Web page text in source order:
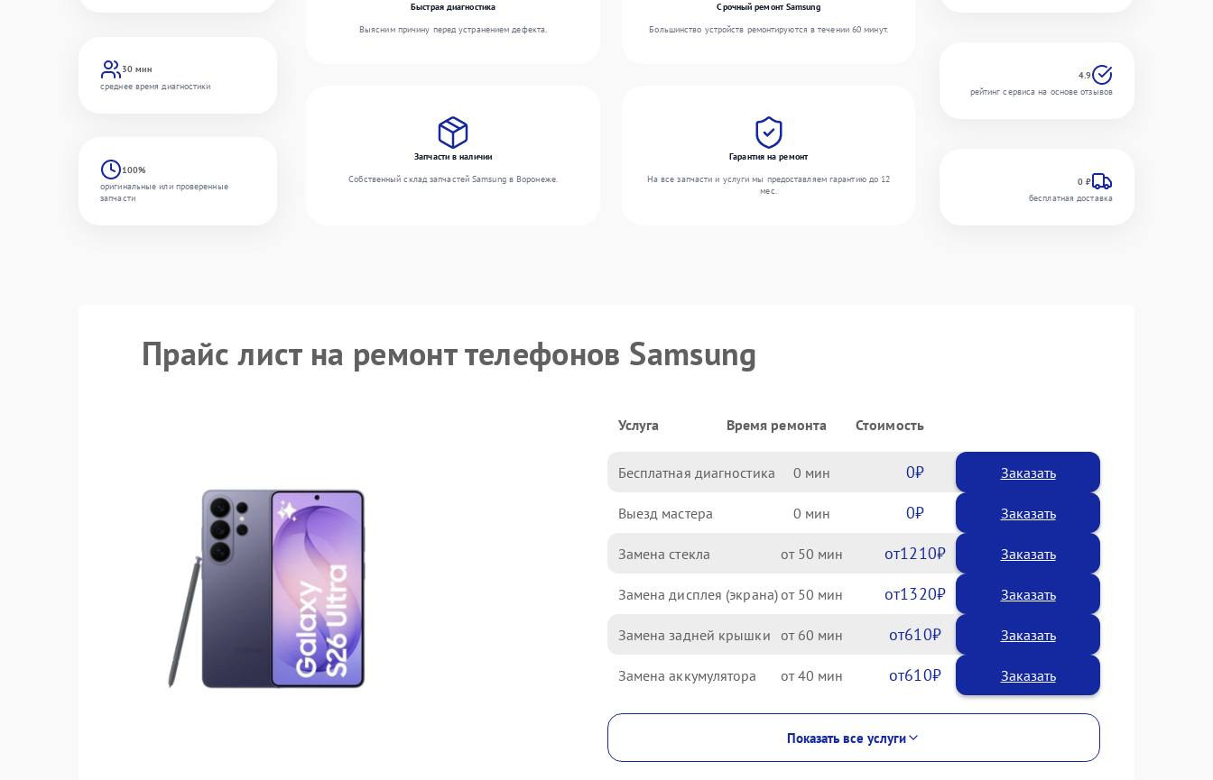
30 мин
среднее время диагностики
100%
оригинальные или проверенные
запчасти
Быстрая диагностика
Выясним причину перед устранением дефекта.
Срочный ремонт Samsung
Большинство устройств ремонтируются в течении 60 минут.
Запчасти в наличии
Собственный склад запчастей Samsung в Воронеже.
Гарантия на ремонт
На все запчасти и услуги мы предоставляем гарантию до 12
мес.
4.9
рейтинг сервиса на основе отзывов
0 ₽
бесплатная доставка
Прайс лист на ремонт телефонов Samsung
Услуга Время ремонта Стоимость
Бесплатная диагностика 0 0 Заказать
Выезд мастера 0 0 Заказать
Замена стекла 50 1210
Замена дисплея (экрана) 50 1320
Замена задней крышки 60 610
Замена аккумулятора 40 610
Показать все услуги